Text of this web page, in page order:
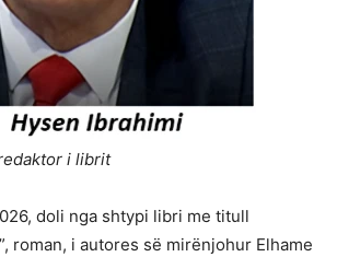
i librit
doli nga shtypi libri me titull
roman, i autores së mirënjohur Elhame